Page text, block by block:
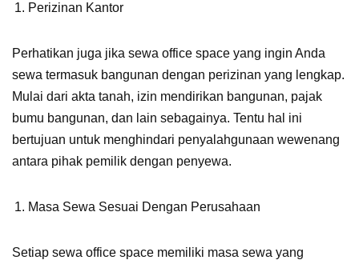
Perizinan Kantor
Perhatikan juga jika sewa office space yang ingin Anda
sewa termasuk bangunan dengan perizinan yang lengkap.
Mulai dari akta tanah, izin mendirikan bangunan, pajak
bumu bangunan, dan lain sebagainya. Tentu hal ini
bertujuan untuk menghindari penyalahgunaan wewenang
antara pihak pemilik dengan penyewa.
Masa Sewa Sesuai Dengan Perusahaan
Setiap sewa office space memiliki masa sewa yang